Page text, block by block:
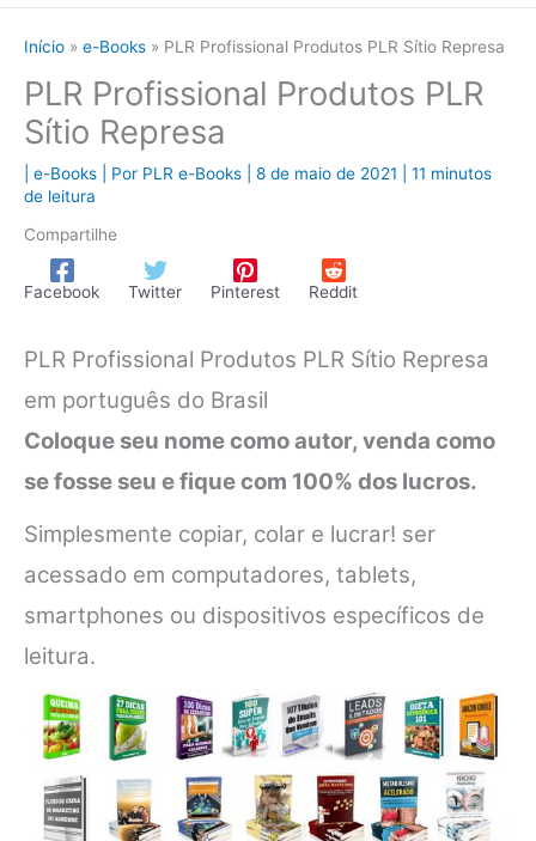
Início e-Books PLR Profissional Produtos PLR Sítio Represa
PLR Profissional Produtos PLR
Sítio Represa
e-Books | Por PLR e-Books 8 de maio de 2021
11 minutos
de leitura
Compartilhe
Facebook Twitter Pinterest Reddit
PLR Profissional Produtos PLR Sítio Represa
em português do Brasil
Coloque seu nome como autor, venda como
se fosse seu e fique com 100% dos lucros.
Simplesmente copiar, colar e lucrar! ser
acessado em computadores, tablets,
smartphones ou dispositivos específicos de
leitura.